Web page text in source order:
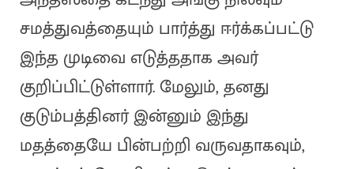
சமத்துவத்தையும் பார்த்து ஈர்க்கப்பட்டு
இந்த முடிவை எடுத்ததாக அவர்
குறிப்பிட்டுள்ளார். மேலும், தனது
குடும்பத்தினர் இன்னும் இந்து
மதத்தையே பின்பற்றி வருவதாகவும்,